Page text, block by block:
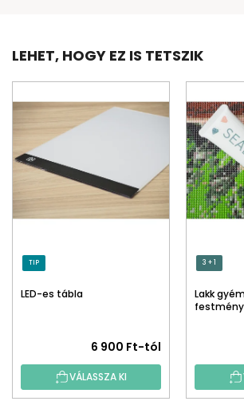
LEHET, HOGY EZ IS TETSZIK
TIP
LED-es tábla
6 900 Ft-tól
VÁLASSZA KI
3 + 1
Lakk